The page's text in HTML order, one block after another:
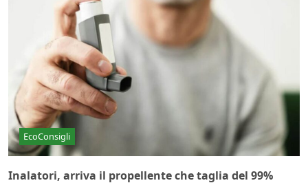
EcoConsigli
Inalatori, arriva il propellente che taglia del 99%